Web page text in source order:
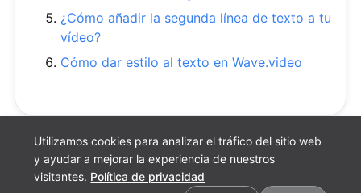
Utilizamos cookies para analizar el tráfico del sitio web
y ayudar a mejorar la experiencia de nuestros
visitantes. Política de privacidad
¿Cómo añadir la segunda línea de texto a tu
vídeo?
Cómo dar estilo al texto en Wave.video
Preferencias de cookies